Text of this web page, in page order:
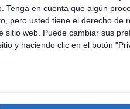
Tenga en cuenta que algún
pero usted tiene el derecho de
web. Puede cambiar sus
y haciendo clic en el botón
que los 80
social y cultural de
euros a laONG